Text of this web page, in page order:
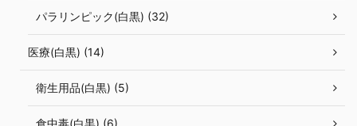
パラリンピック(白黒) (32)
医療(白黒) (14)
衛生用品(白黒) (5)
食中毒(白黒) (6)